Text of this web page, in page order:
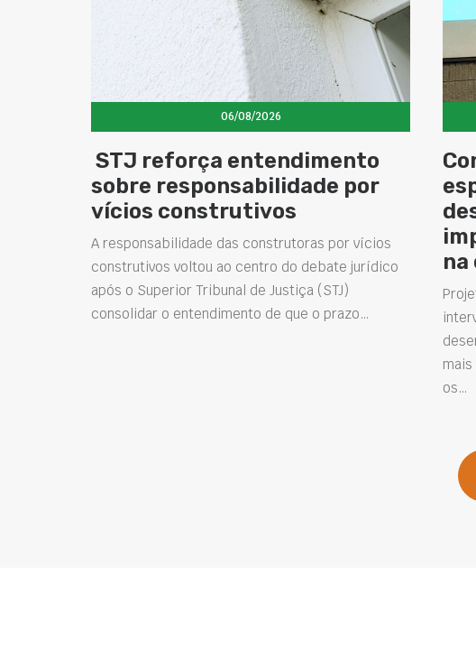
06/08/2026
STJ reforça entendimento
sobre responsabilidade por
vícios construtivos
A responsabilidade das construtoras por vícios
construtivos voltou ao centro do debate jurídico
após o Superior Tribunal de Justiça (STJ)
consolidar o entendimento de que o prazo…
os…